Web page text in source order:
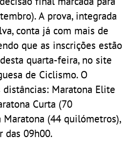
A prova, integrada
conta já com mais de
que as inscrições estão
quarta-feira, no site
de Ciclismo. O
Maratona Elite
Curta (70
(44 quilómetros),
das 09h00.